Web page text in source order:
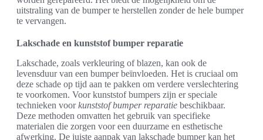
uitstraling van de bumper te herstellen zonder de hele bumper
te vervangen.
Lakschade en kunststof bumper reparatie
Lakschade, zoals verkleuring of blazen, kan ook de
levensduur van een bumper beïnvloeden. Het is cruciaal om
deze schade op tijd aan te pakken om verdere verslechtering
te voorkomen. Voor kunststof bumpers zijn er speciale
technieken voorkunststof bumper reparatie beschikbaar.
Deze methoden omvatten het gebruik van specifieke
materialen die zorgen voor een duurzame en esthetische
afwerking. De juiste aanpak van lakschade bumper kan het